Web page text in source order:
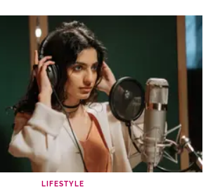
LIFESTYLE